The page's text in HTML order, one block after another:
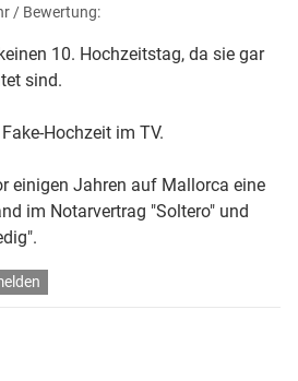
/ Bewertung:
10. Hochzeitstag, da sie gar
sind.
Hochzeit im TV.
einigen Jahren auf Mallorca eine
im Notarvertrag "Soltero" und